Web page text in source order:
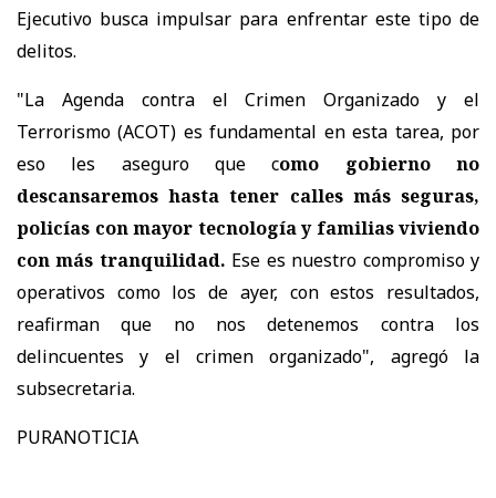
Ejecutivo busca impulsar para enfrentar este tipo de
delitos.
"La Agenda contra el Crimen Organizado y el
Terrorismo (ACOT) es fundamental en esta tarea, por
eso les aseguro que como gobierno no
descansaremos hasta tener calles más seguras,
policías con mayor tecnología y familias viviendo
con más tranquilidad. Ese es nuestro compromiso y
operativos como los de ayer, con estos resultados,
reafirman que no nos detenemos contra los
delincuentes y el crimen organizado", agregó la
subsecretaria.
PURANOTICIA